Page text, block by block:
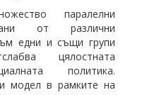
паралелни
от различни
едни и същи групи
цялостната
политика.
модел в рамките на